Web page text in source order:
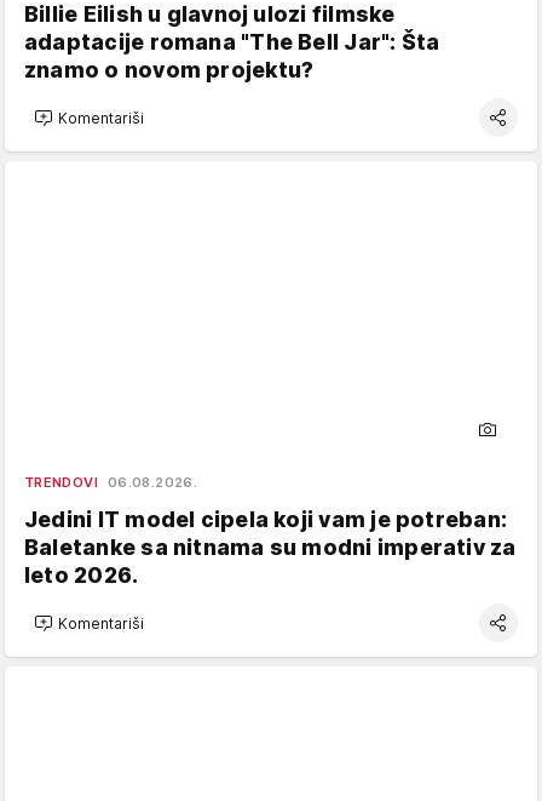
Billie Eilish u glavnoj ulozi filmske
adaptacije romana "The Bell Jar": Šta
znamo o novom projektu?
Komentariši
TRENDOVI 06.08.2026.
Jedini IT model cipela koji vam je potreban:
Baletanke sa nitnama su modni imperativ za
leto 2026.
Komentariši